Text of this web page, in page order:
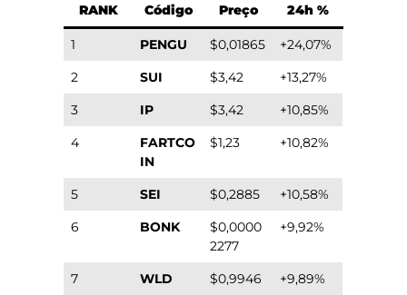
RANK Código Preço 24h %
1 PENGU $0,01865
+24,07%
2
SUI $3,42
+13,27%
3
IP $3,42
+10,85%
4
FARTCO
IN
$1,23 +10,82%
5 SEI $0,2885
+10,58%
6
BONK
$0,0000
2277
+9,92%
7 WLD $0,9946
+9,89%